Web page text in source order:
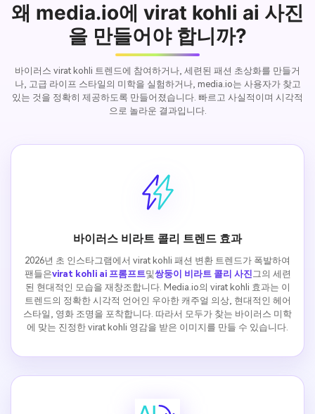
왜 media.io에 virat kohli ai 사진
을 만들어야 합니까?
바이러스 virat kohli 트렌드에 참여하거나, 세련된 패션 초상화를 만들거
나, 고급 라이프 스타일의 미학을 실험하거나, media.io는 사용자가 찾고
있는 것을 정확히 제공하도록 만들어졌습니다. 빠르고 사실적이며 시각적
으로 놀라운 결과입니다.
바이러스 비라트 콜리 트렌드 효과
2026년 초 인스타그램에서 virat kohli 패션 변환 트렌드가 폭발하여
팬들은virat kohli ai 프롬프트및쌍둥이 비라트 콜리 사진그의 세련
된 현대적인 모습을 재창조합니다. Media.io의 virat kohli 효과는 이
트렌드의 정확한 시각적 언어인 우아한 캐주얼 의상, 현대적인 헤어
스타일, 영화 조명을 포착합니다. 따라서 모두가 찾는 바이러스 미학
에 맞는 진정한 virat kohli 영감을 받은 이미지를 만들 수 있습니다.